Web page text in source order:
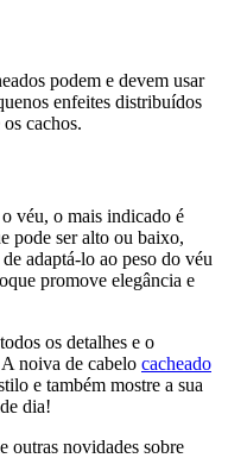
podem e devem usar
enfeites distribuídos
cachos.
véu, o mais indicado é
pode ser alto ou baixo,
adaptá-lo ao peso do véu
promove elegância e
os detalhes e o
noiva de cabelo cacheado
e também mostre a sua
dia!
outras novidades sobre